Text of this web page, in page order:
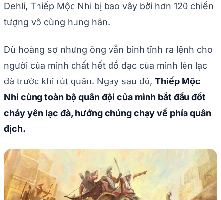
Dehli, Thiếp Mộc Nhi bị bao vây bởi hơn 120 chiến
tượng vô cùng hung hãn.
Dù hoảng sợ nhưng ông vẫn bình tĩnh ra lệnh cho
người của mình chất hết đồ đạc của mình lên lạc
đà trước khi rút quân. Ngay sau đó, Thiếp Mộc
Nhi cùng toàn bộ quân đội của mình bắt đầu đốt
cháy yên lạc đà, hướng chúng chạy về phía quân
địch.